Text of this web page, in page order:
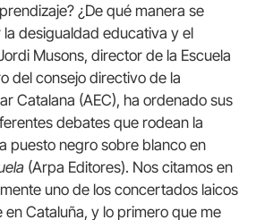
¿De qué manera se
desigualdad educativa y el
Musons, director de la Escuela
del consejo directivo de la
Catalana (AEC), ha ordenado sus
debates que rodean la
puesto negro sobre blanco en
(Arpa Editores). Nos citamos en
uno de los concertados laicos
Cataluña, y lo primero que me